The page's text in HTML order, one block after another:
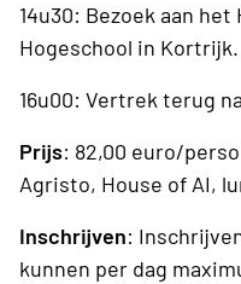
14u30: Bezoek aan het
Hogeschool in Kortrijk.
16u00: Vertrek terug
Prijs: 82,00 euro/
Agristo, House of AI,
Inschrijven:
kunnen per dag